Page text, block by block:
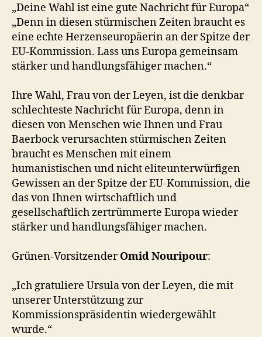
„Deine Wahl ist eine gute Nachricht für Europa“
„Denn in diesen stürmischen Zeiten braucht es
eine echte Herzenseuropäerin an der Spitze der
EU-Kommission. Lass uns Europa gemeinsam
stärker und handlungsfähiger machen.“
Ihre Wahl, Frau von der Leyen, ist die denkbar
schlechteste Nachricht für Europa, denn in
diesen von Menschen wie Ihnen und Frau
Baerbock verursachten stürmischen Zeiten
braucht es Menschen mit einem
humanistischen und nicht eliteunterwürfigen
Gewissen an der Spitze der EU-Kommission, die
das von Ihnen wirtschaftlich und
gesellschaftlich zertrümmerte Europa wieder
stärker und handlungsfähiger machen.
Grünen-VorsitzenderOmid Nouripour:
„Ich gratuliere Ursula von der Leyen, die mit
unserer Unterstützung zur
Kommissionspräsidentin wiedergewählt
wurde.“